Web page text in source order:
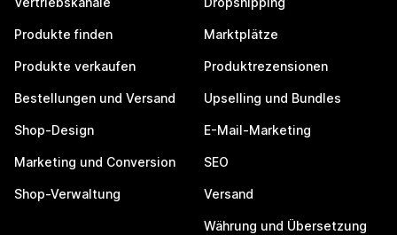
Produkte finden
Produkte verkaufen
Bestellungen und Versand
Shop-Design
Marketing und Conversion
Shop-Verwaltung
Marktplätze
Produktrezensionen
Upselling und Bundles
E-Mail-Marketing
SEO
Versand
Währung und Übersetzung